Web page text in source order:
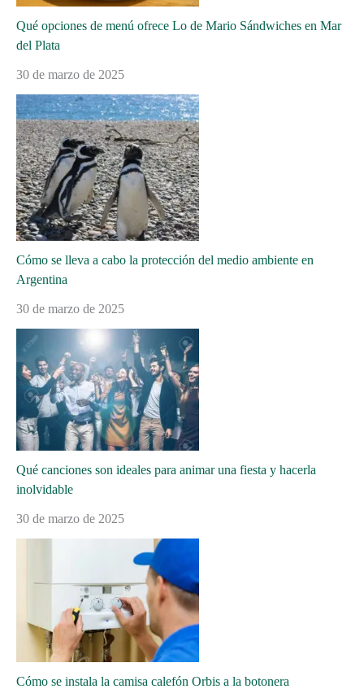
Qué opciones de menú ofrece Lo de Mario Sándwiches en Mar
del Plata
30 de marzo de 2025
Cómo se lleva a cabo la protección del medio ambiente en
Argentina
30 de marzo de 2025
Qué canciones son ideales para animar una fiesta y hacerla
inolvidable
30 de marzo de 2025
Cómo se instala la camisa calefón Orbis a la botonera